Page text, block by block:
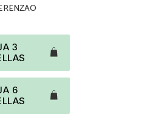
3
6